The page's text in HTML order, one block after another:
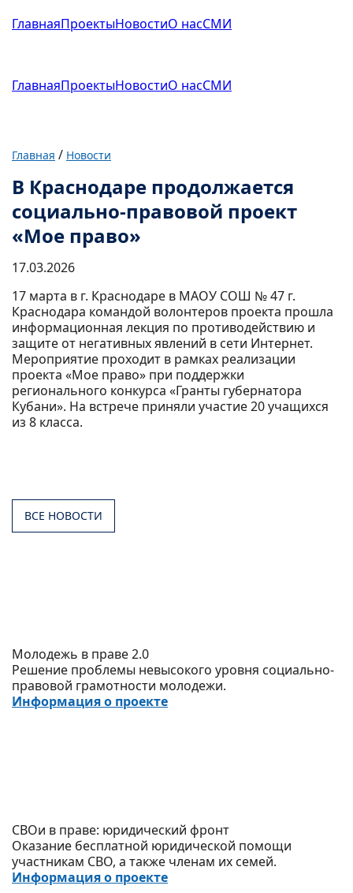
ГлавнаяПроектыНовостиО насСМИ
ГлавнаяПроектыНовостиО насСМИ
Главная / Новости
В Краснодаре продолжается
социально-правовой проект
«Мое право»
17.03.2026
17 марта в г. Краснодаре в МАОУ СОШ № 47 г.
Краснодара командой волонтеров проекта прошла
информационная лекция по противодействию и
защите от негативных явлений в сети Интернет.
Мероприятие проходит в рамках реализации
проекта «Мое право» при поддержки
регионального конкурса «Гранты губернатора
Кубани». На встрече приняли участие 20 учащихся
из 8 класса.
ВСЕ НОВОСТИ
Молодежь в праве 2.0
Решение проблемы невысокого уровня социально-
правовой грамотности молодежи.
Информация о проекте
СВОи в праве: юридический фронт
Оказание бесплатной юридической помощи
участникам СВО, а также членам их семей.
Информация о проекте